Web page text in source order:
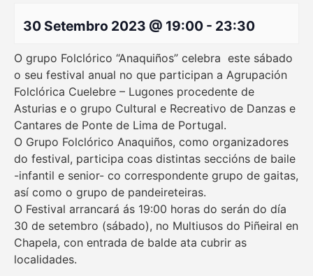
30 Setembro 2023 @ 19:00 - 23:30
O grupo Folclórico “Anaquiños” celebra este sábado
o seu festival anual no que participan a Agrupación
Folclórica Cuelebre – Lugones procedente de
Asturias e o grupo Cultural e Recreativo de Danzas e
Cantares de Ponte de Lima de Portugal.
O Grupo Folclórico Anaquiños, como organizadores
do festival, participa coas distintas seccións de baile
-infantil e senior- co correspondente grupo de gaitas,
así como o grupo de pandeireteiras.
O Festival arrancará ás 19:00 horas do serán do día
30 de setembro (sábado), no Multiusos do Piñeiral en
Chapela, con entrada de balde ata cubrir as
localidades.